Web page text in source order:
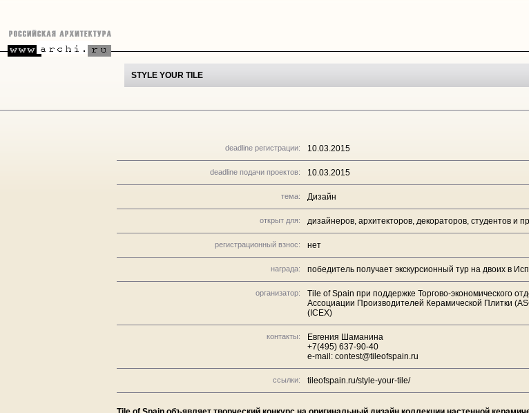
STYLE YOUR TILE
deadline регистрации: 10.03.2015
deadline подачи проектов: 10.03.2015
тема: Дизайн
открыт для: дизайнеров, архитекторов, декораторов, студентов
регистрационный взнос: нет
награда: победитель получает экскурсионный тур на двоих в
организатор:
Tile of Spain при поддержке Торгово-экономического
Ассоциации Производителей Керамической Плитки
(ICEX)
контакты:
Евгения Шаманина
+7(495) 637-90-40
e-mail: contest@tileofspain.ru
ссылки: tileofspain.ru/style-your-tile/